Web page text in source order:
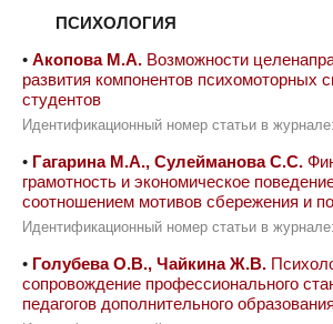
ПСИХОЛОГИЯ
• Акопова М.А. Возможности
развития компонентов психомоторных
студентов
Идентификационный номер статьи в
• Гагарина М.А., Сулейманова С.С.
грамотность и экономическое
соотношением мотивов сбережения и
Идентификационный номер статьи в
• Голубева О.В., Чайкина Ж.В.
сопровождение профессионального
педагогов дополнительного образования